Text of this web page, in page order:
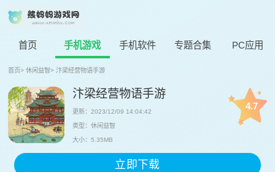
首页 手机游戏 手机软件 专题合集 PC应用
首页> 休闲益智> 汴梁经营物语手游
汴梁经营物语手游
更新：2023/12/09 14:04:42
类型：休闲益智
大小：5.35MB
4.7
立即下载